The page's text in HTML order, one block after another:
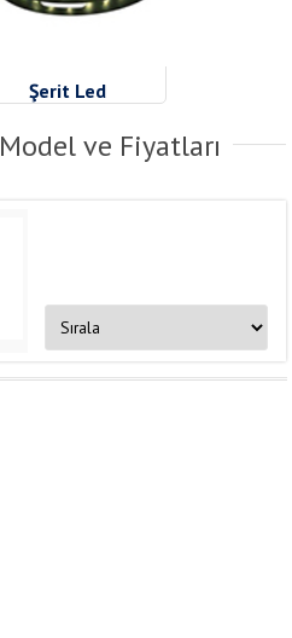
Şerit Led
Model ve Fiyatları